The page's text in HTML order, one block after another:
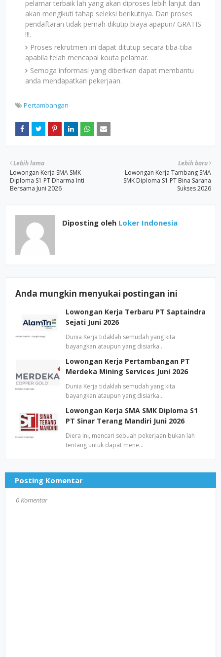
pelamar terbaik lah yang akan diproses lebih lanjut dan
akan mengikuti tahap seleksi berikutnya. Dan proses
pendaftaran tidak pernah dikutip biaya apapun/ GRATIS
!!!.
Proses rekrutmen ini dapat ditutup secara tiba-tiba
apabila telah mencapai kouta pelamar.
Semoga informasi yang diberikan dapat membantu
anda mendapatkan pekerjaan.
Pertambangan
Lebih baru
Lowongan Kerja Tambang SMA
SMK Diploma S1 PT Bina Sarana
Sukses 2026
Lebih lama
Lowongan Kerja SMA SMK
Diploma S1 PT Dharma Inti
Bersama Juni 2026
Diposting oleh Loker Indonesia
Anda mungkin menyukai postingan ini
Lowongan Kerja Terbaru PT Saptaindra
Sejati Juni 2026
Dunia Kerja tidaklah semudah yang kita
bayangkan ataupun yang disiarka…
Lowongan Kerja Pertambangan PT
Merdeka Mining Services Juni 2026
Dunia Kerja tidaklah semudah yang kita
bayangkan ataupun yang disiarka…
Lowongan Kerja SMA SMK Diploma S1
PT Sinar Terang Mandiri Juni 2026
Diera ini, mencari sebuah pekerjaan bukan lah
tentang untuk dapat mene…
Posting Komentar
0 Komentar